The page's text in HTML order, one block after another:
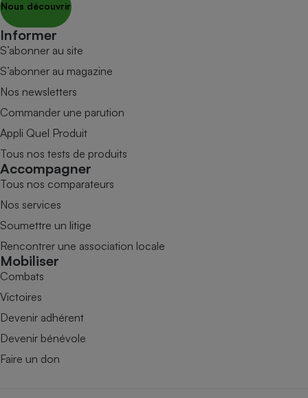
Nous découvrir
Informer
S’abonner au site
S’abonner au magazine
Nos newsletters
Commander une parution
Appli Quel Produit
Tous nos tests de produits
Accompagner
Tous nos comparateurs
Nos services
Soumettre un litige
Rencontrer une association locale
Mobiliser
Combats
Victoires
Devenir adhérent
Devenir bénévole
Faire un don